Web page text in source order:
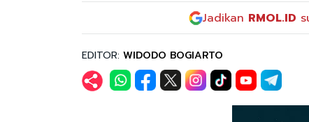
Jadikan RMOL.ID
EDITOR: WIDODO BOGIARTO